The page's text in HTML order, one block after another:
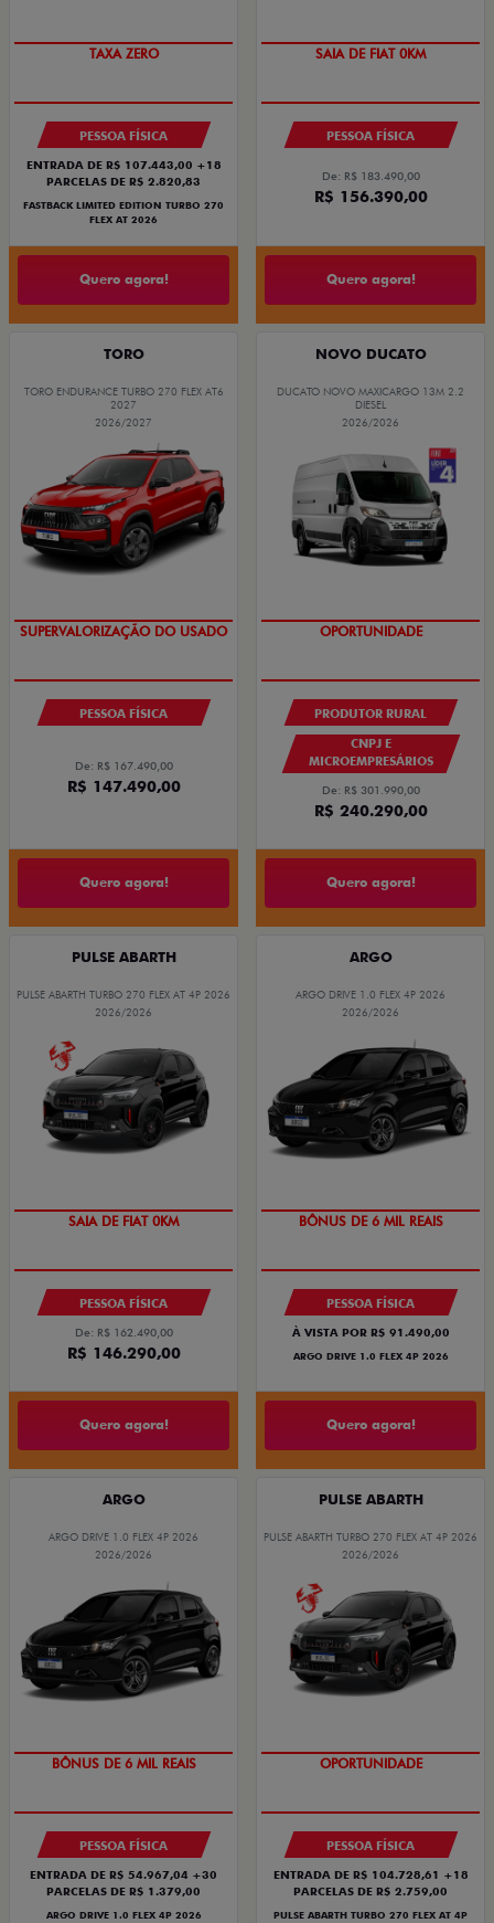
PREÇO IMPERDÍVEL
PESSOA FÍSICA
ENTRADA DE R$ 107.443,00 +18
PARCELAS DE R$ 2.820,83
FASTBACK LIMITED EDITION TURBO 270
FLEX AT 2026
Quero agora!
PREÇO IMPERDÍVEL
PESSOA FÍSICA
De: R$ 183.490,00
R$ 156.390,00
Quero agora!
TORO
TORO ENDURANCE TURBO 270 FLEX AT6
2027
2026/2027
COM USADO NA TROCA
PESSOA FÍSICA
De: R$ 167.490,00
R$ 147.490,00
Quero agora!
NOVO DUCATO
DUCATO NOVO MAXICARGO 13M 2.2
DIESEL
2026/2026
GRANDE CHANCE FIAT
PRODUTOR RURAL
CNPJ E
MICROEMPRESÁRIOS
De: R$ 301.990,00
R$ 240.290,00
Quero agora!
PULSE ABARTH
PULSE ABARTH TURBO 270 FLEX AT 4P 2026
2026/2026
OPORTUNIDADE
PESSOA FÍSICA
De: R$ 162.490,00
R$ 146.290,00
Quero agora!
ARGO
ARGO DRIVE 1.0 FLEX 4P 2026
2026/2026
TAXA ZERO
PESSOA FÍSICA
À VISTA POR R$ 91.490,00
ARGO DRIVE 1.0 FLEX 4P 2026
Quero agora!
ARGO
ARGO DRIVE 1.0 FLEX 4P 2026
2026/2026
TAXA ZERO
PESSOA FÍSICA
ENTRADA DE R$ 54.967,04 +30
PARCELAS DE R$ 1.379,00
ARGO DRIVE 1.0 FLEX 4P 2026
PULSE ABARTH
PULSE ABARTH TURBO 270 FLEX AT 4P 2026
2026/2026
TAXA ZERO
PESSOA FÍSICA
ENTRADA DE R$ 104.728,61 +18
PARCELAS DE R$ 2.759,00
PULSE ABARTH TURBO 270 FLEX AT 4P